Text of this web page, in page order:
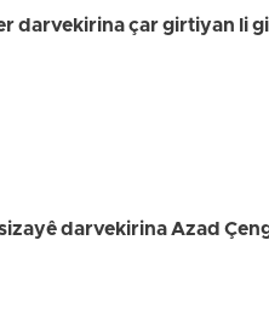
darvekirina çar girtiyan li
darvekirina Azad